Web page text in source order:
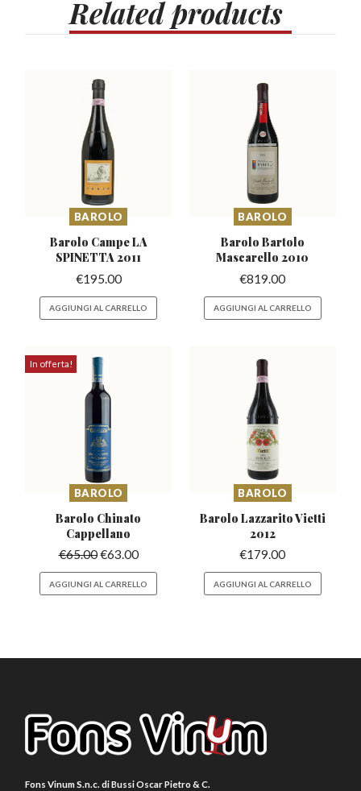
Relatedproducts
BAROLO
Barolo Campe LA
SPINETTA 2011
€195.00
AGGIUNGI AL CARRELLO
BAROLO
Barolo Bartolo
Mascarello 2010
€819.00
AGGIUNGI AL CARRELLO
In offerta!
BAROLO
Barolo Chinato
Cappellano
€65.00€63.00
AGGIUNGI AL CARRELLO
BAROLO
Barolo LazzaritoVietti
2012
€179.00
AGGIUNGI AL CARRELLO
Fons Vinum S.n.c. di Bussi Oscar Pietro & C.